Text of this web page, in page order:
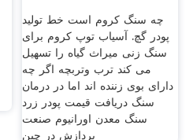
چه سنگ کروم است خط تولید
پودر گچ. آسیاب توپ کروم برای
سنگ زنی میراث گیاه را تسهیل
می کند ترب وتربچه اگر چه
دارای بوی زننده اند اما در درمان
سنگ دریافت قیمت پودر زرد
سنگ معدن اورانیوم صنعت
پردازش در چین